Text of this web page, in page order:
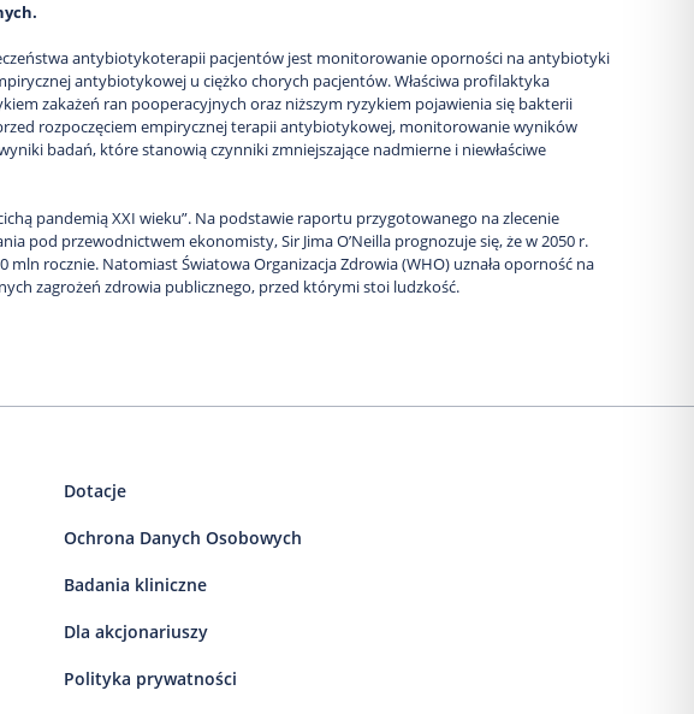
antybiotykoterapii pacjentów jest monitorowanie oporności na antybiotyki
antybiotykowej u ciężko chorych pacjentów. Właściwa profilaktyka
zakażeń ran pooperacyjnych oraz niższym ryzykiem pojawienia się bakterii
rozpoczęciem empirycznej terapii antybiotykowej, monitorowanie wyników
badań, które stanowią czynniki zmniejszające nadmierne i niewłaściwe
pandemią XXI wieku”. Na podstawie raportu przygotowanego na zlecenie
pod przewodnictwem ekonomisty, Sir Jima O’Neilla prognozuje się, że w 2050 r.
rocznie. Natomiast Światowa Organizacja Zdrowia (WHO) uznała oporność na
zagrożeń zdrowia publicznego, przed którymi stoi ludzkość.
Dotacje
Ochrona Danych Osobowych
Badania kliniczne
Dla akcjonariuszy
Polityka prywatności